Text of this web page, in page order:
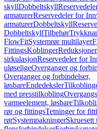
skyllDobbeltskyll
armaturerReservedeler for
armaturerDobbeltskyll
DobbeltskyllTilbehør
FlowFitSystemrør multilayer
FittingsKoblingerReduksjoner
sirkulasjonReservedeler for
uløseligeOverganger og
Overganger og forbindelser,
løsbareEndedeksler
med presstilkobling
varmeelement, løsbare
rør og fittingsTetninger for
rørSystempakningerSkruesett